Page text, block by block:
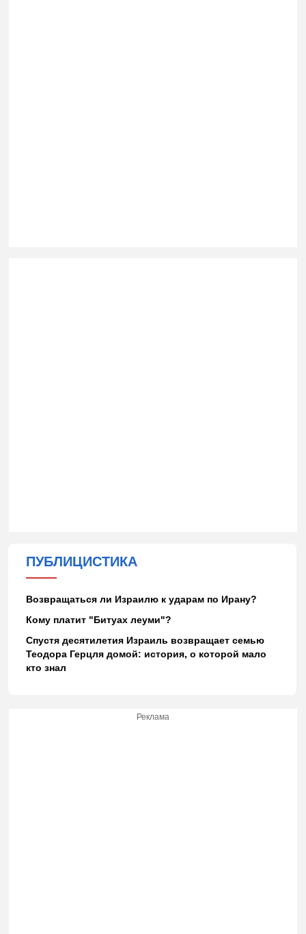
ПУБЛИЦИСТИКА
Возвращаться ли Израилю к ударам по Ирану?
Кому платит "Битуах леуми"?
Спустя десятилетия Израиль возвращает семью
Теодора Герцля домой: история, о которой мало
кто знал
Реклама